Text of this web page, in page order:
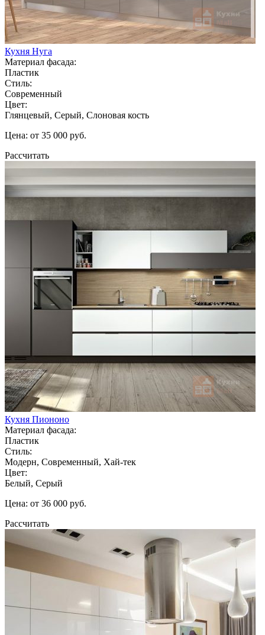
Кухня Нуга
Материал фасада:
Пластик
Стиль:
Современный
Цвет:
Глянцевый, Серый, Слоновая кость
Цена: от 35 000 руб.
Рассчитать
Кухня Пиононо
Материал фасада:
Пластик
Стиль:
Модерн, Современный, Хай-тек
Цвет:
Белый, Серый
Цена: от 36 000 руб.
Рассчитать